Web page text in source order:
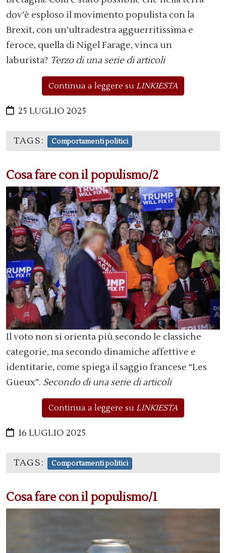
dov’è esploso il movimento populista con la
Brexit, con un’ultradestra agguerritissima e
feroce, quella di Nigel Farage, vinca un
laburista? Terzo di una serie di articoli
Continua a leggere su LINKIESTA
25 LUGLIO 2025
TAGS: Comportamenti politici
Cosa fare con il populismo/2
Il voto non si orienta più secondo le classiche
categorie, ma secondo dinamiche affettive e
identitarie, come spiega il saggio francese “Les
Gueux”. Secondo di una serie di articoli
Continua a leggere su LINKIESTA
16 LUGLIO 2025
TAGS: Comportamenti politici
Cosa fare con il populismo/1